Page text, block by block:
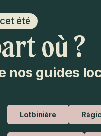
été
où ?
nos guides
Lotbinière